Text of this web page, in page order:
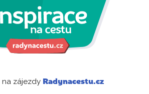
na zájezdy Radynacestu.cz